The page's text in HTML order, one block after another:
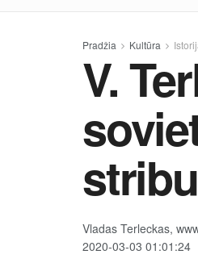
Pradžia Kultūra
V.
Vladas Terleckas,
2020-03-03 01:01:24